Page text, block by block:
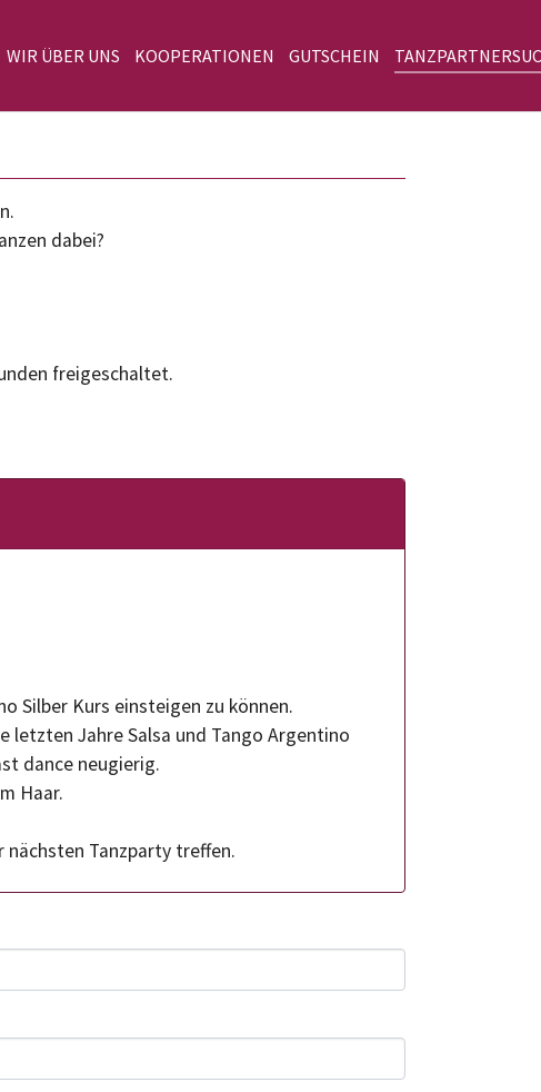
WIR ÜBER UNS KOOPERATIONEN GUTSCHEIN
dabei?
freigeschaltet.
Silber Kurs einsteigen zu können.
letzten Jahre Salsa und Tango Argentino
dance neugierig.
Haar.
nächsten Tanzparty treffen.